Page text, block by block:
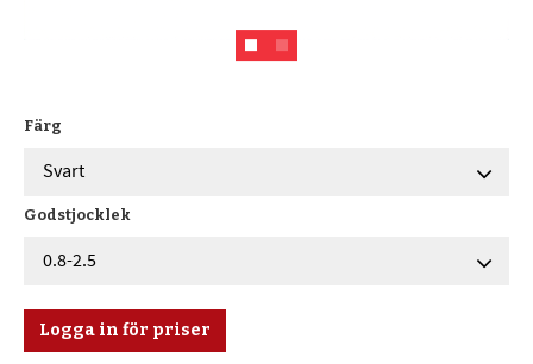
Färg
Godstjocklek
Logga in för priser